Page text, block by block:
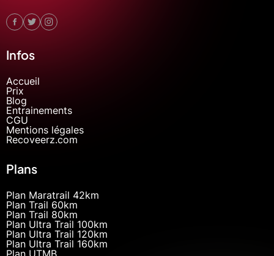
Infos
Accueil
Prix
Blog
Entrainements
CGU
Mentions légales
Recoveerz.com
Plans
Plan Maratrail 42km
Plan Trail 60km
Plan Trail 80km
Plan Ultra Trail 100km
Plan Ultra Trail 120km
Plan Ultra Trail 160km
Plan UTMB